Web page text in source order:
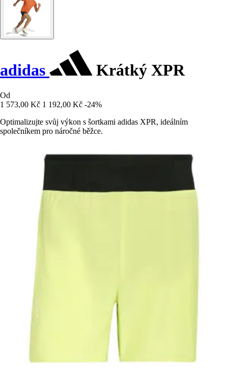
adidas Krátký XPR
Od
1 573,00 Kč 1 192,00 Kč -24%
Optimalizujte svůj výkon s šortkami adidas XPR, ideálním
společníkem pro náročné běžce.